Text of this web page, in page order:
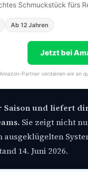
Schmuckstück fürs
Ab 12 Jahren
Jetzt bei
Partner verdienen wir an
Saison und liefert
Sie zeigt nicht
14. Juni 2026.